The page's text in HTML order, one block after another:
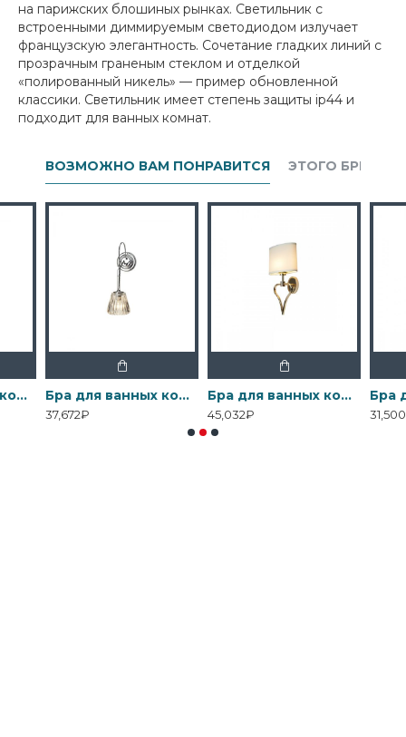
на парижских блошиных рынках. Светильник с
встроенными диммируемым светодиодом излучает
французскую элегантность. Сочетание гладких линий с
прозрачным граненым стеклом и отделкой
«полированный никель» — пример обновленной
классики. Светильник имеет степень защиты ip44 и
подходит для ванных комнат.
ВОЗМОЖНО ВАМ ПОНРАВИТСЯ ЭТОГО БРЕНДА
Бра для ванных комнат BATH-DEMELZA-BB Elstead, арт. BATH-DEMELZA-BB Бра для ванных комнат BATH-DEMELZA-PC Elstead, арт. BATH-DEMELZA-PC
37,672₽
Бра для ванных комнат BATH-FALMOUTH-FG Elstead, арт. BATH-FALMOUTH-FG
45,032₽